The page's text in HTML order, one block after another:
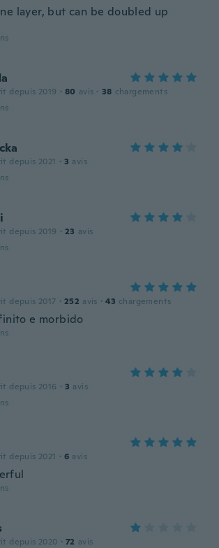
layer, but can be doubled up
depuis 2019 · 80 avis · 38 chargements
depuis 2021 · 3 avis
depuis 2019 · 23 avis
depuis 2017 · 252 avis · 43 chargements
e morbido
depuis 2016 · 3 avis
depuis 2021 · 6 avis
depuis 2020 · 72 avis